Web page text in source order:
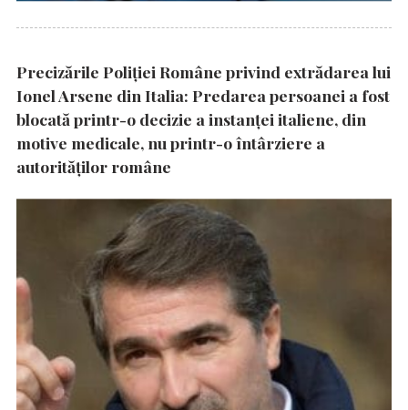
Precizările Poliţiei Române privind extrădarea lui
Ionel Arsene din Italia: Predarea persoanei a fost
blocată printr-o decizie a instanţei italiene, din
motive medicale, nu printr-o întârziere a
autorităţilor române